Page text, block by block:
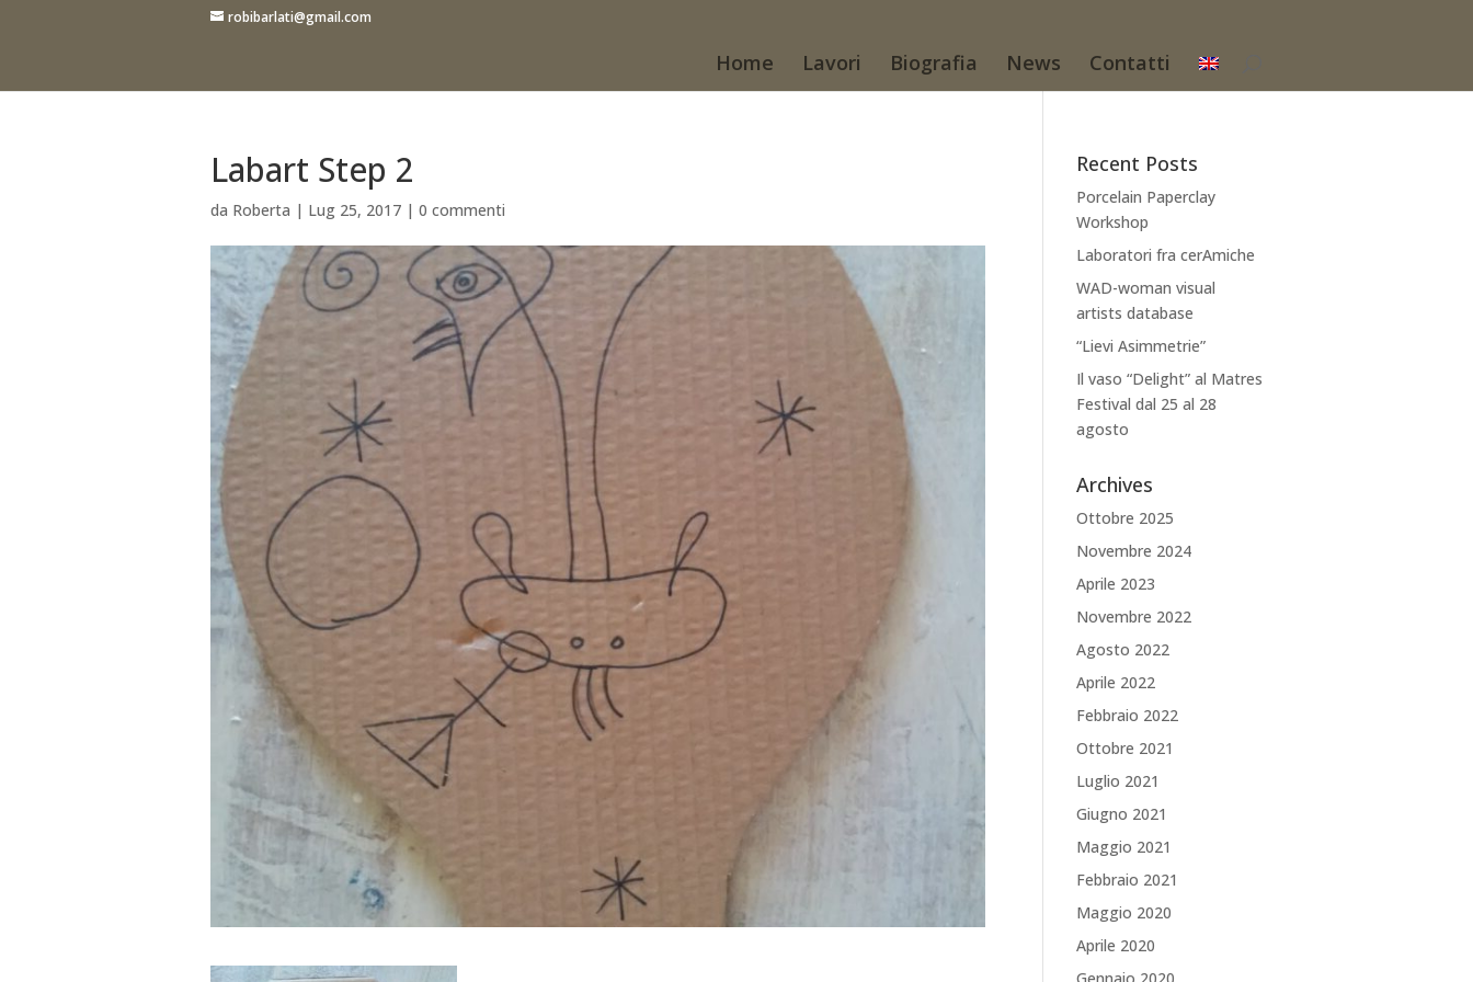
robibarlati@gmail.com
Home Lavori Biografia News Contatti
Labart Step 2
da Roberta | Lug 25, 2017 | 0 commenti
Recent Posts
Porcelain Paperclay
Workshop
Laboratori fra cerAmiche
WAD-woman visual
artists database
“Lievi Asimmetrie”
Il vaso “Delight” al Matres
Festival dal 25 al 28
agosto
Archives
Ottobre 2025
Novembre 2024
Aprile 2023
Novembre 2022
Agosto 2022
Aprile 2022
Febbraio 2022
Ottobre 2021
Luglio 2021
Giugno 2021
Maggio 2021
Febbraio 2021
Maggio 2020
Aprile 2020